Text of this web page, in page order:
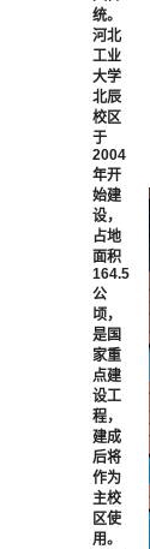
统。
河北
工业
大学
北辰
校区
于
2004
年开
始建
设，
占地
面积
164.5
公
顷，
是国
家重
点建
设工
程，
建成
后将
作为
主校
区使
用。